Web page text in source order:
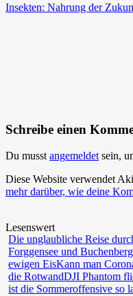
Insekten: Nahrung der
Schreibe einen
Du musst angemeldet sein,
Diese Website verwendet
mehr darüber, wie deine
Lesenswert
Die unglaubliche Reise
Forggensee und
ewigen EisKann man
die RotwandDJI Phantom
ist die Sommeroffensive so